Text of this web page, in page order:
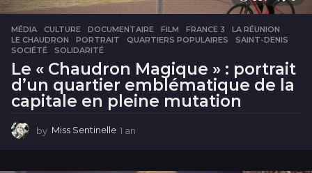
MÉDIA CULTURE ,DOCUMENTAIRE ,FILM ,FRANCE 3 ,LA RÉUNION
LE CHAUDRON
,PORTRAIT ,QUARTIERS POPULAIRES ,SAINT-DENIS
SOCIÉTÉ
,SOLIDARITÉ
Le « Chaudron Magique » : portrait
d’un quartier emblématique de la
capitale en pleine mutation
by Miss Sentinelle 1 an